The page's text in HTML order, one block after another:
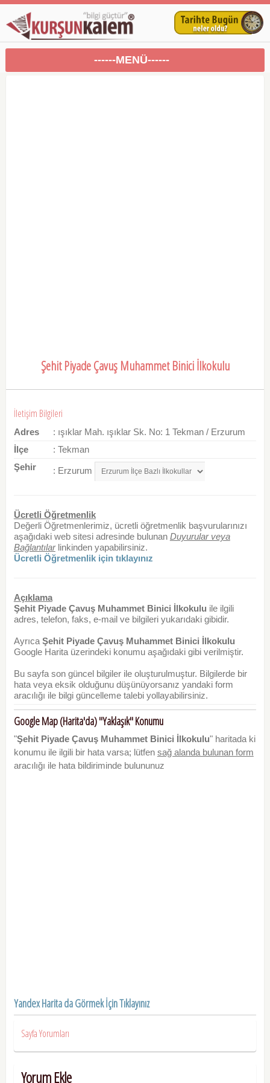
------MENÜ------
Şehit Piyade Çavuş Muhammet Binici İlkokulu
İletişim Bilgileri
Adres
: ışıklar Mah. ışıklar Sk. No: 1 Tekman / Erzurum
İlçe
: Tekman
Şehir
: Erzurum
Ücretli Öğretmenlik
Değerli Öğretmenlerimiz, ücretli öğretmenlik başvurularınızı
aşağıdaki web sitesi adresinde bulunan Duyurular veya
Bağlantılarlinkinden yapabilirsiniz.
Ücretli Öğretmenlik için tıklayınız
Açıklama
Şehit Piyade Çavuş Muhammet Binici İlkokulu ile ilgili
adres, telefon, faks, e-mail ve bilgileri yukarıdaki gibidir.
AyrıcaŞehit Piyade Çavuş Muhammet Binici İlkokulu
Google Harita üzerindeki konumu aşağıdaki gibi verilmiştir.
Bu sayfa son güncel bilgiler ile oluşturulmuştur. Bilgilerde bir
hata veya eksik olduğunu düşünüyorsanız yandaki form
aracılığı ile bilgi güncelleme talebi yollayabilirsiniz.
Google Map (Harita'da) "Yaklaşık" Konumu
"Şehit Piyade Çavuş Muhammet Binici İlkokulu" haritada ki
konumu ile ilgili bir hata varsa; lütfen sağ alanda bulunan form
aracılığı ile hata bildiriminde bulununuz
Yandex Harita da Görmek İçin Tıklayınız
Sayfa Yorumları
Yorum Ekle